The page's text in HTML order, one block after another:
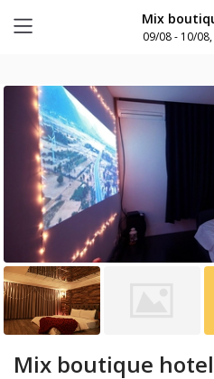
Mix
09/08 - 10/
Mix boutique hotel